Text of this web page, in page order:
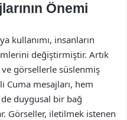
Önemi
kullanımı, insanların
değiştirmiştir. Artık
ve görsellerle süslenmiş
Cuma mesajları, hem
duygusal bir bağ
Görseller, iletilmek istenen